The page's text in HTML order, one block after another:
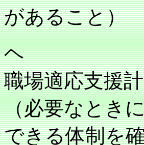
があること）
ヘ
職場適応支援
（必要なとき
できる体制を